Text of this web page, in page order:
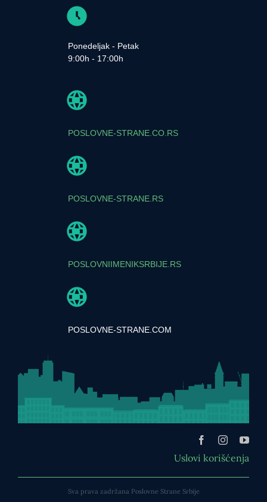
Ponedeljak - Petak
9:00h - 17:00h
POSLOVNE-STRANE.CO.RS
POSLOVNE-STRANE.RS
POSLOVNIIMENIKSRBIJE.RS
POSLOVNE-STRANE.COM
Uslovi korišćenja
Sva prava zadržana Poslovne Strane Srbije